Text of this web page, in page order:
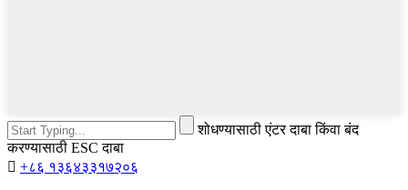
शोधण्यासाठी एंटर दाबा किंवा बंद
करण्यासाठी ESC दाबा
 +८६ १३६४३३१७२०६